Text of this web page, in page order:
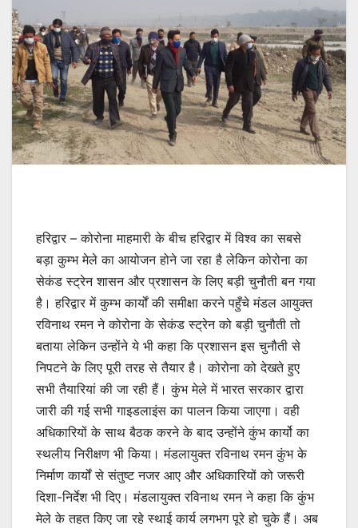
हरिद्वार – कोरोना माहमारी के बीच हरिद्वार में विश्व का सबसे
बड़ा कुम्भ मेले का आयोजन होने जा रहा है लेकिन कोरोना का
सेकंड स्ट्रेन शासन और प्रशासन के लिए बड़ी चुनौती बन गया
है। हरिद्वार में कुम्भ कार्यों की समीक्षा करने पहुँचे मंडल आयुक्त
रविनाथ रमन ने कोरोना के सेकंड स्ट्रेन को बड़ी चुनौती तो
बताया लेकिन उन्होंने ये भी कहा कि प्रशासन इस चुनौती से
निपटने के लिए पूरी तरह से तैयार है। कोरोना को देखते हुए
सभी तैयारियां की जा रही हैं। कुंभ मेले में भारत सरकार द्वारा
जारी की गई सभी गाइडलाइंस का पालन किया जाएगा। वही
अधिकारियों के साथ बैठक करने के बाद उन्होंने कुंभ कार्यो का
स्थलीय निरीक्षण भी किया। मंडलायुक्त रविनाथ रमन कुंभ के
निर्माण कार्यों से संतुष्ट नजर आए और अधिकारियों को जरूरी
दिशा-निर्देश भी दिए। मंडलायुक्त रविनाथ रमन ने कहा कि कुंभ
मेले के तहत किए जा रहे स्थाई कार्य लगभग पूरे हो चुके हैं। अब